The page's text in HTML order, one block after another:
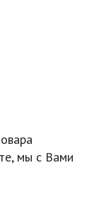
мы с Вами